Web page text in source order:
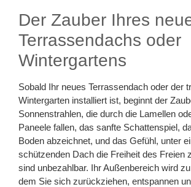
Der Zauber Ihres
Terrassendachs oder
Wintergartens
Sobald Ihr neues Terrassendach oder der
Wintergarten installiert ist, beginnt der
Sonnenstrahlen, die durch die Lamellen
Paneele fallen, das sanfte Schattenspiel,
Boden abzeichnet, und das Gefühl, unter
schützenden Dach die Freiheit des Freien
sind unbezahlbar. Ihr Außenbereich wird
dem Sie sich zurückziehen, entspannen